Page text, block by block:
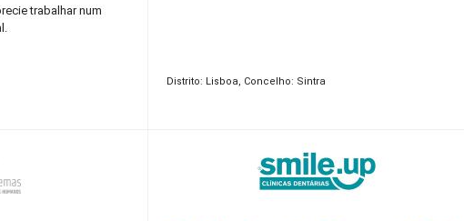
trabalhar num
Distrito: Lisboa, Concelho: Sintra